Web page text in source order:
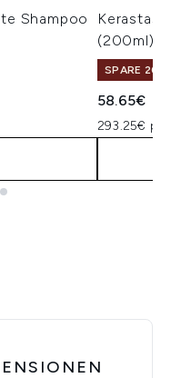
Shampoo
(200ml)
SPARE 20%
58.65€
293.25€